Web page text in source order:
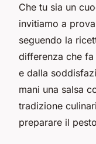
Che tu sia un
invitiamo a
seguendo la
differenza che
e dalla
mani una salsa
tradizione
preparare il